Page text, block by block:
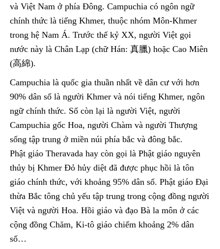
và Việt Nam ở phía Đông. Campuchia có ngôn ngữ
chính thức là tiếng Khmer, thuộc nhóm Môn-Khmer
trong hệ Nam Á. Trước thế kỷ XX, người Việt gọi
nước này là Chân Lạp (chữ Hán: 真臘) hoặc Cao Miên
(高綿).
Campuchia là quốc gia thuần nhất về dân cư với hơn
90% dân số là người Khmer và nói tiếng Khmer, ngôn
ngữ chính thức. Số còn lại là người Việt, người
Campuchia gốc Hoa, người Chàm và người Thượng
sống tập trung ở miền núi phía bắc và đông bắc.
Phật giáo Theravada hay còn gọi là Phật giáo nguyên
thủy bị Khmer Đỏ hủy diệt đã được phục hồi là tôn
giáo chính thức, với khoảng 95% dân số. Phật giáo Đại
thừa Bắc tông chủ yếu tập trung trong cộng đồng người
Việt và người Hoa. Hồi giáo và đạo Bà la môn ở các
cộng đồng Chăm, Ki-tô giáo chiếm khoảng 2% dân
số…